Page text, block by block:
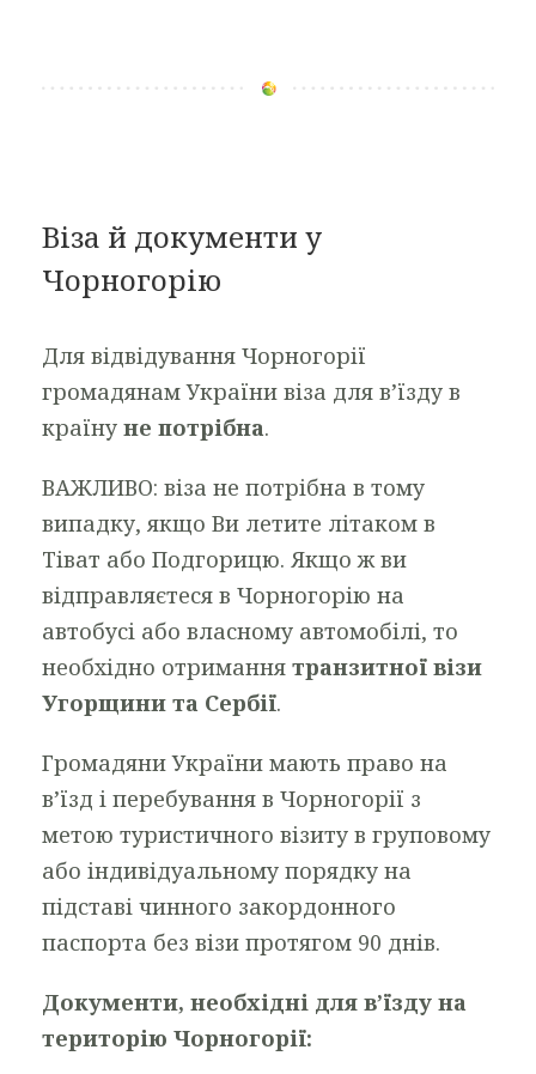
Віза й документи у
Чорногорію
Для відвідування Чорногорії
громадянам України віза для в’їзду в
країну не потрібна.
ВАЖЛИВО: віза не потрібна в тому
випадку, якщо Ви летите літаком в
Тіват або Подгорицю. Якщо ж ви
відправляєтеся в Чорногорію на
автобусі або власному автомобілі, то
необхідно отримання транзитної візи
Угорщини та Сербії.
Громадяни України мають право на
в’їзд і перебування в Чорногорії з
метою туристичного візиту в груповому
або індивідуальному порядку на
підставі чинного закордонного
паспорта без візи протягом 90 днів.
Документи, необхідні для в’їзду на
територію Чорногорії: